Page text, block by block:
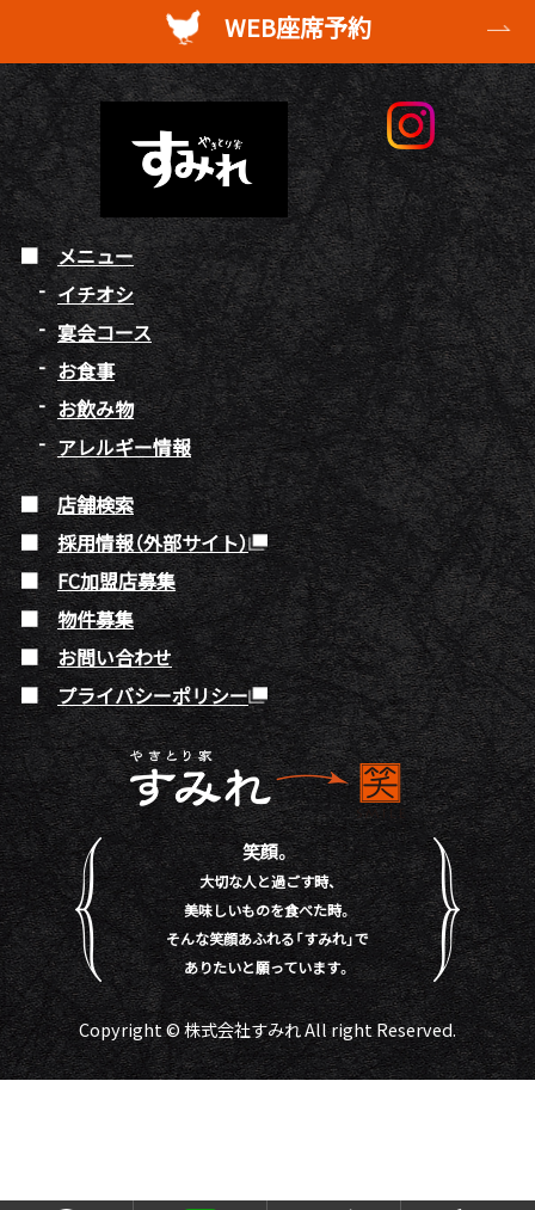
WEB座席予約
メニュー
イチオシ
宴会コース
お食事
お飲み物
アレルギー情報
店舗検索
採用情報（外部サイト）
FC加盟店募集
物件募集
お問い合わせ
プライバシーポリシー
笑顔。
大切な人と過ごす時、
美味しいものを食べた時。
そんな笑顔あふれる「すみれ」で
ありたいと願っています。
Copyright © 株式会社すみれ All right Reserved.